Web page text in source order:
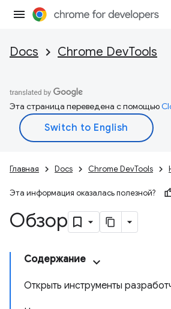
Docs Chrome DevTools
Эта страница переведена с помощью
Главная Docs Chrome DevTools
Эта информация оказалась полезной?
Обзор
Содержание
Открыть инструменты